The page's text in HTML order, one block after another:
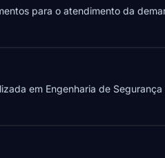
para o atendimento da
em Engenharia de